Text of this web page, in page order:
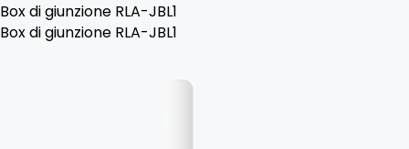
Box di giunzione RLA-JBL1
Box di giunzione RLA-JBL1